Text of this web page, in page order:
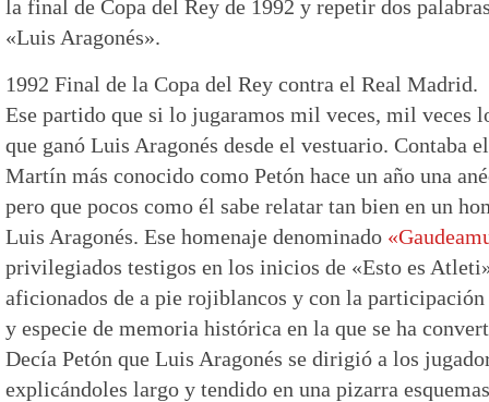
la final de Copa del Rey de 1992 y repetir dos
«Luis Aragonés».
1992 Final de la Copa del Rey contra el Real Madrid.
Ese partido que si lo jugaramos mil veces, mil veces
que ganó Luis Aragonés desde el vestuario. Contaba
Martín más conocido como Petón hace un año una
pero que pocos como él sabe relatar tan bien en un
Luis Aragonés. Ese homenaje denominado
privilegiados testigos en los inicios de «Esto es
aficionados de a pie rojiblancos y con la
y especie de memoria histórica en la que se ha
Decía Petón que Luis Aragonés se dirigió a los
explicándoles largo y tendido en una pizarra